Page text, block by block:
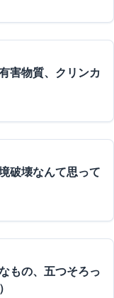
害物質、クリンカ
破壊なんて思って
もの、五つそろっ